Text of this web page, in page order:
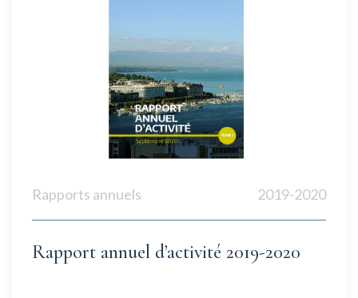
Rapports annuels 2019-2020
Rapport annuel d’activité 2019-2020